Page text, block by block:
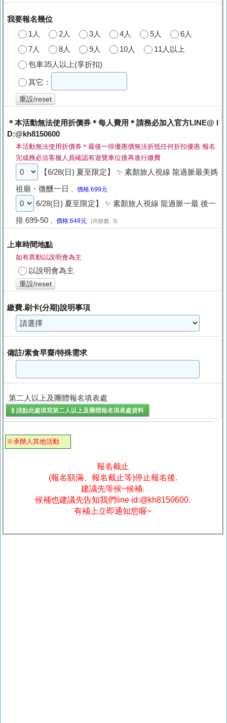
我要報名幾位
1人
2人 3人 4人 5人
6人
7人
8人 9人 10人
11人以上
包車35人以上(享折扣)
其它：
重設/reset
＊本活動無法使用折價券＊每人費用＊請務必加入官方LINE@ I
D:@kh8150600
本活動無法使用折價券＊最後一排優惠價無法折抵任何折扣優惠.報名
完成務必洽客服人員確認有遊覽車位後再進行繳費
【6/28(日) 夏至限定】 ✨ 素顏旅人視線 龍過脈最美媽
祖廟・微醺一日 、價格:699元
6/28(日) 夏至限定】 ✨ 素顏旅人視線 龍過脈一最 後一
排 699-50 、價格:649元 (尚餘數: 3)
上車時間地點
如有異動以說明會為主
以說明會為主
重設/reset
繳費.刷卡(分期)說明事項
備註/素食早齋/特殊需求
第二人以上及團體報名填表處
§ 請點此處填寫第二人以上及團體報名填表處資料
※承辦人其他活動
報名截止
(報名額滿、報名截止等)停止報名後.
建議先等候~候補.
候補也建議先告知我們line id:@kh8150600.
有補上立即通知您喔~